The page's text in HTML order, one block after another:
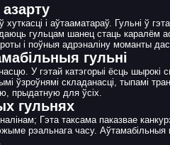
і аўтааматараў. Гульні ў
гульцам шанец стаць
і поўныя адрэналіну моманты
гульні
У гэтай катэгорыі ёсць
ўзроўнямі складанасці, тыпамі
прыдатную для ўсіх.
гульнях
Гэта таксама паказвае
рэальнага часу.